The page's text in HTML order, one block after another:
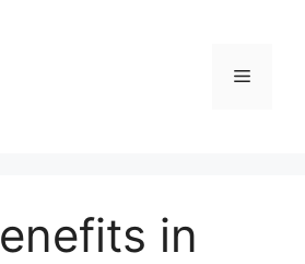
Menu
in